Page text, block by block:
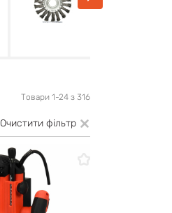
Товари 1-24 з 316
Очистити фільтр